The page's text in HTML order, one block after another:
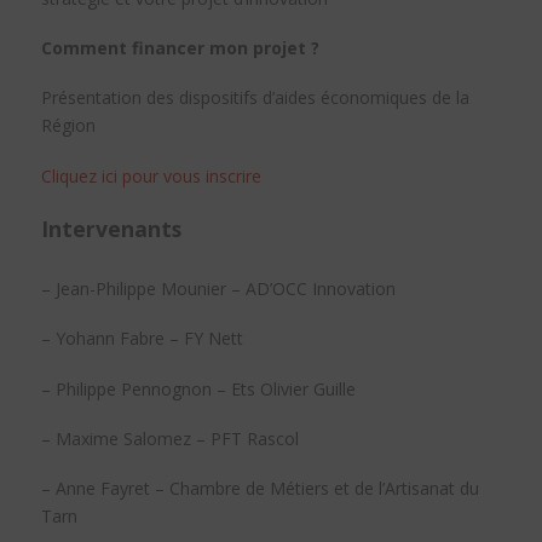
Comment financer mon projet ?
Présentation des dispositifs d’aides économiques de la
Région
Cliquez ici pour vous inscrire
Intervenants
– Jean-Philippe Mounier – AD’OCC Innovation
– Yohann Fabre – FY Nett
– Philippe Pennognon – Ets Olivier Guille
– Maxime Salomez – PFT Rascol
– Anne Fayret – Chambre de Métiers et de l’Artisanat du
Tarn